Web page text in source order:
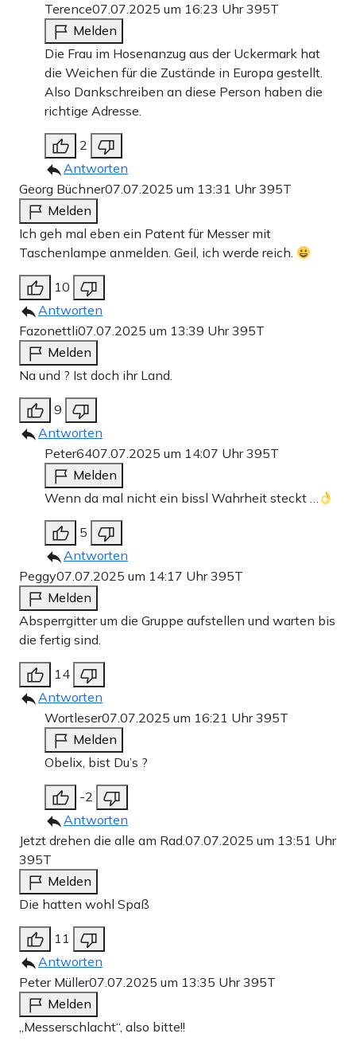
Terence07.07.2025 um 16:23 Uhr395T
Melden
Die Frau im Hosenanzug aus der Uckermark hat
die Weichen für die Zustände in Europa gestellt.
Also Dankschreiben an diese Person haben die
richtige Adresse.
2
Antworten
Georg Büchner07.07.2025 um 13:31 Uhr395T
Melden
Ich geh mal eben ein Patent für Messer mit
Taschenlampe anmelden. Geil, ich werde reich.
10
Antworten
Fazonettli07.07.2025 um 13:39 Uhr395T
Melden
Na und ? Ist doch ihr Land.
9
Antworten
Peter6407.07.2025 um 14:07 Uhr395T
Melden
Wenn da mal nicht ein bissl Wahrheit steckt …
5
Antworten
Peggy07.07.2025 um 14:17 Uhr395T
Melden
Absperrgitter um die Gruppe aufstellen und warten bis
die fertig sind.
14
Antworten
Wortleser07.07.2025 um 16:21 Uhr395T
Melden
Obelix, bist Du’s ?
-2
Antworten
Jetzt drehen die alle am Rad.07.07.2025 um 13:51 Uhr
395T
Melden
Die hatten wohl Spaß
11
Antworten
Peter Müller07.07.2025 um 13:35 Uhr395T
Melden
„Messerschlacht“, also bitte!!